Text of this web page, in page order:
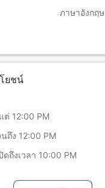
ภาษาอังกฤษ
ยชน์
ต่ 12:00 PM
ถึง 12:00 PM
ดถึงเวลา 10:00 PM